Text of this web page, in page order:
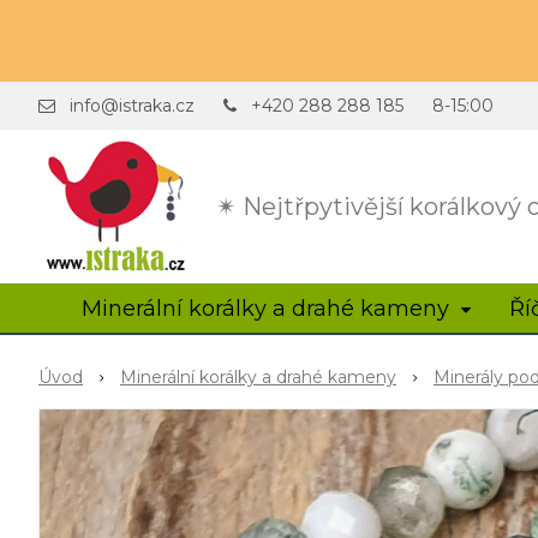
✴ Nejtřpytivější korálkový
info@istraka.cz +420 288 288 185 8-15:00
Minerální korálky a drahé kameny
Úvod Minerální korálky a drahé kameny Minerály